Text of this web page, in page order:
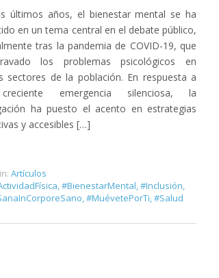
últimos años, el bienestar mental se ha
en un tema central en el debate público,
tras la pandemia de COVID-19, que
los problemas psicológicos en
sectores de la población. En respuesta a
emergencia silenciosa, la
ha puesto el acento en estrategias
y accesibles […]
Artículos
,#BienestarMental,#Inclusión,
,#MuévetePorTi,#Salud